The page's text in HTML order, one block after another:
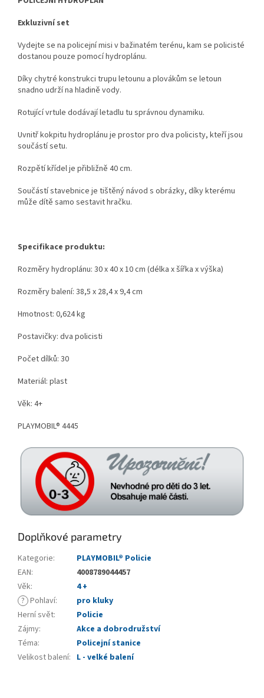
Exkluzivní set
Vydejte se na policejní misi v bažinatém terénu, kam se policisté
dostanou pouze pomocí hydroplánu.
Díky chytré konstrukci trupu letounu a plovákům se letoun
snadno udrží na hladině vody.
Rotující vrtule dodávají letadlu tu správnou dynamiku.
Uvnitř kokpitu hydroplánu je prostor pro dva policisty, kteří jsou
součástí setu.
Rozpětí křídel je přibližně 40 cm.
Součástí stavebnice je tištěný návod s obrázky, díky kterému
může dítě samo sestavit hračku.
Specifikace produktu:
Rozměry hydroplánu: 30 x 40 x 10 cm (délka x šířka x výška)
Rozměry balení: 38,5 x 28,4 x 9,4 cm
Hmotnost: 0,624 kg
Postavičky: dva policisti
Počet dílků: 30
Materiál: plast
Věk: 4+
PLAYMOBIL® 4445
Doplňkové parametry
Kategorie:
PLAYMOBIL® Policie
EAN:
4008789044457
Věk:
4 +
? Pohlaví:
pro kluky
Herní svět:
Policie
Zájmy:
Akce a dobrodružství
Téma:
Policejní stanice
Velikost balení: L - velké balení